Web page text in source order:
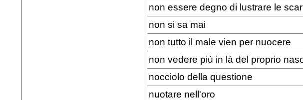
non essere degno di lustrare le
non si sa mai
non tutto il male vien per nuocere
non vedere più in là del proprio
nocciolo della questione
nuotare nell'oro